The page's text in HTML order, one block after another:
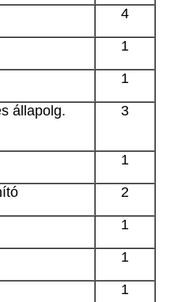
4
1
1
állapolg.
3
1
2
1
1
1